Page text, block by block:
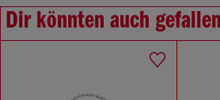
Dir könnten auch gefallen